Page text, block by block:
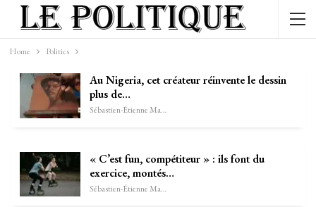
Home Politics
Au Nigeria, cet créateur réinvente le dessin
plus de…
Sébastien-Étienne Marechal
« C’est fun, compétiteur » : ils font du
exercice, montés…
Sébastien-Étienne Marechal